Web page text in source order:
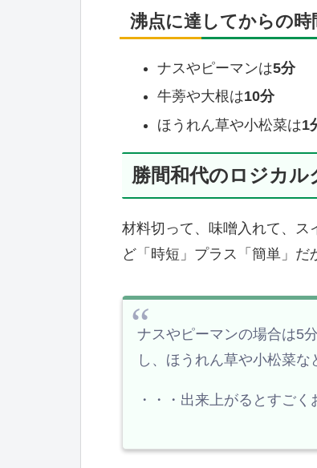
沸点に達してからの時
ナスやピーマンは5分
牛蒡や大根は10分
ほうれん草や小松菜は1
勝間和代のロジカ
材料切って、味噌入れて、ス
ど「時短」プラス「簡単」だ
ナスやピーマンの場合は5
し、ほうれん草や小松菜な
・・・出来上がるとすごく